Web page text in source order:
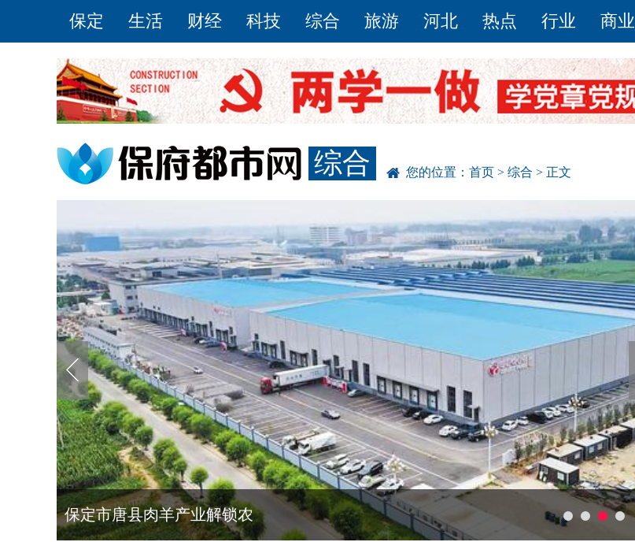
保定 生活 财经 科技 综合 旅游 河北 热点 行业 商业
综合 您的位置： 首页 > 综合 > 正文
保定市唐县肉羊产业解锁农